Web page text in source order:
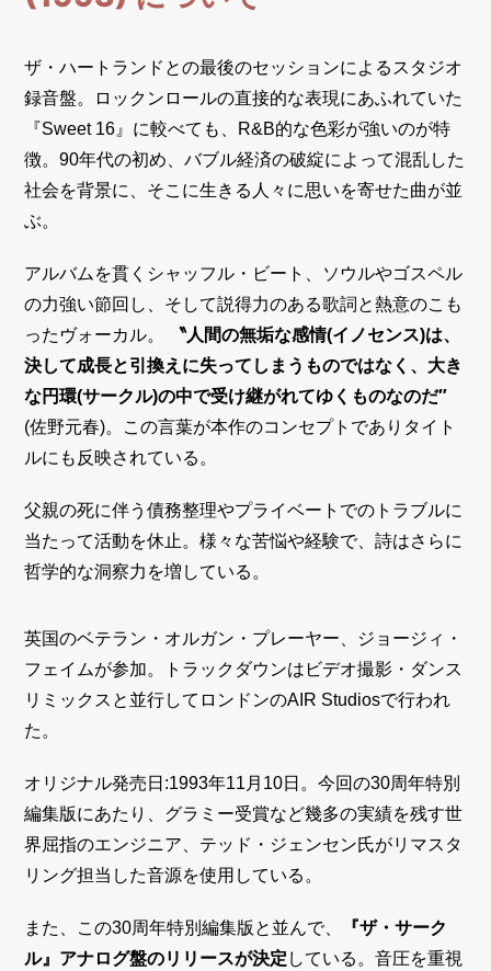
ザ・ハートランドとの最後のセッションによるスタジオ
録音盤。ロックンロールの直接的な表現にあふれていた
『Sweet 16』に較べても、R&B的な色彩が強いのが特
徴。90年代の初め、バブル経済の破綻によって混乱した
社会を背景に、そこに生きる人々に思いを寄せた曲が並
ぶ。
アルバムを貫くシャッフル・ビート、ソウルやゴスペル
の力強い節回し、そして説得力のある歌詞と熱意のこも
ったヴォーカル。
〝人間の無垢な感情(イノセンス)は、
決して成長と引換えに失ってしまうものではなく、大き
な円環(サークル)の中で受け継がれてゆくものなのだ″
(佐野元春)。この言葉が本作のコンセプトでありタイト
ルにも反映されている。
父親の死に伴う債務整理やプライベートでのトラブルに
当たって活動を休止。様々な苦悩や経験で、詩はさらに
哲学的な洞察力を増している。
英国のベテラン・オルガン・プレーヤー、ジョージィ・
フェイムが参加。トラックダウンはビデオ撮影・ダンス
リミックスと並行してロンドンのAIR Studiosで行われ
た。
オリジナル発売日:1993年11月10日。今回の30周年特別
編集版にあたり、グラミー受賞など幾多の実績を残す世
界屈指のエンジニア、テッド・ジェンセン氏がリマスタ
リング担当した音源を使用している。
また、この30周年特別編集版と並んで、
『ザ・サーク
ル』アナログ盤のリリースが決定 している。音圧を重視